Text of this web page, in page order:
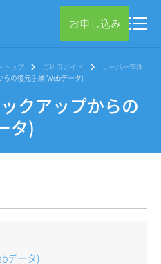
お申し込み
トップ ご利用ガイド
サーバー管理
らの復元手順(Webデータ)
クアップからの
タ)
データ)